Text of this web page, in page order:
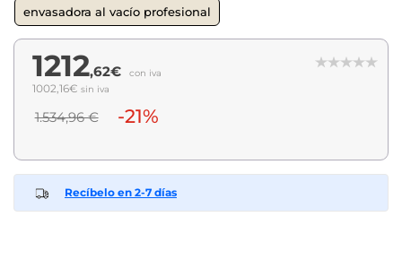
envasadora al vacío profesional
1212,62€ con iva
1002,16€ sin iva
1.534,96 € -21%
Recíbelo en 2-7 días